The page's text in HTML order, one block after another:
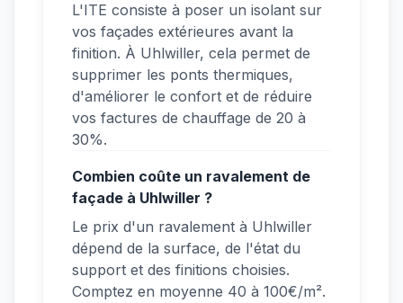
L'ITE consiste à poser un isolant sur
vos façades extérieures avant la
finition. À Uhlwiller, cela permet de
supprimer les ponts thermiques,
d'améliorer le confort et de réduire
vos factures de chauffage de 20 à
30%.
Combien coûte un ravalement de
façade à Uhlwiller ?
Le prix d'un ravalement à Uhlwiller
dépend de la surface, de l'état du
support et des finitions choisies.
Comptez en moyenne 40 à 100€/m².